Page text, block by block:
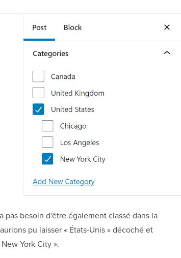
besoin d'être également classé dans la
pu laisser « États-Unis » décoché et
York City ».